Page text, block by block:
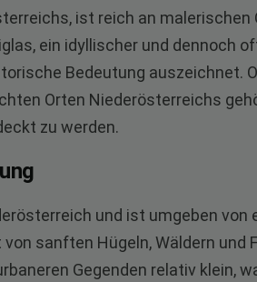
ist reich an malerischen
ein idyllischer und dennoch
Bedeutung auszeichnet.
Orten Niederösterreichs
zu werden.
und ist umgeben von
sanften Hügeln, Wäldern und
Gegenden relativ klein,